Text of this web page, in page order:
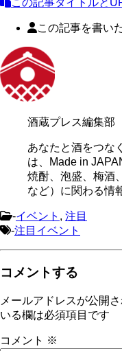
この記事を書い
酒蔵プレス編集部
あなたと酒をつな
は、Made in
焼酎、泡盛、梅酒
など）に関わる情
-イベント , 注目
-注目イベント
コメントする
メールアドレスが公開
いる欄は必須項目です
コメント ※